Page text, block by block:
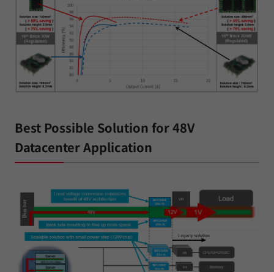
Best Possible Solution for 48V
Datacenter Application